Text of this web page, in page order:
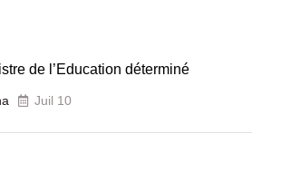
de l’Education déterminé
Juil 10